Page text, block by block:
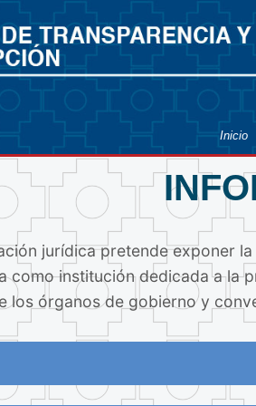
Inicio
jurídica pretende exponer
como institución dedicada a la
los órganos de gobierno y